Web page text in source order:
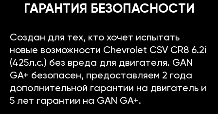
ГАРАНТИЯ БЕЗОПАСНОСТИ
Создан для тех, кто хочет испытать
новые возможности Chevrolet CSV CR8 6.2i
(425л.с.) без вреда для двигателя. GAN
GA+ безопасен, предоставляем 2 года
дополнительной гарантии на двигатель и
5 лет гарантии на GAN GA+.